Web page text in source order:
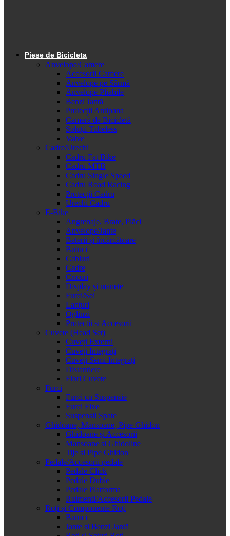
Piese de Bicicleta
Anvelope/Camere
Accesorii Camere
Anvelope pe Sârmă
Anvelope Pliabile
Benzi Jantă
Protecții Antipana
Cameră de Bicicletă
Soluții Tubeless
Valve
Cadre/Urechi
Cadru Fat Bike
Cadru MTB
Cadru Single Speed
Cadru Road Racing
Protecții Cadru
Urechi Cadru
E-Bike
Angrenaje, Brațe, Plăci
Anvelope/Jante
Baterii și încărcătoare
Butuci
Cabluri
Cadre
Cricuri
Display și manete
Furci/Șei
Lanțuri
Oglinzi
Protectii si Accesorii
Cuvete (Head Set)
Cuveți Externi
Cuveți Integrați
Cuveți Semi-Integrați
Distanțiere
Flori Cuvete
Furci
Furci cu Suspensie
Furci Fixe
Suspensii Spate
Ghidoane, Mansoane, Pipe Ghidon
Ghidoane și Accesorii
Mansoane și Ghidoline
Tije și Pipe Ghidon
Pedale/Accesorii pedale
Pedale Click
Pedale Duble
Pedale Platforma
Rulmenti/Accesorii Pedale
Roți și Componente Roți
Butuci
Jante și Benzi Jantă